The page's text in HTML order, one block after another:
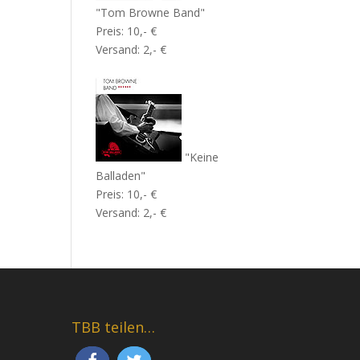
"Tom Browne Band"
Preis: 10,- €
Versand: 2,- €
"Keine
Balladen"
Preis: 10,- €
Versand: 2,- €
TBB teilen…